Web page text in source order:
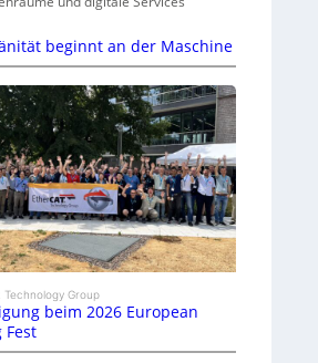
beginnt an der Maschine
Technology Group
beim 2026 European
Fest